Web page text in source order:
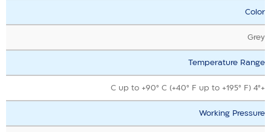
Color
Grey
Temperature Range
+4° C up to +90° C (+40° F up to +195° F)
Working Pressure